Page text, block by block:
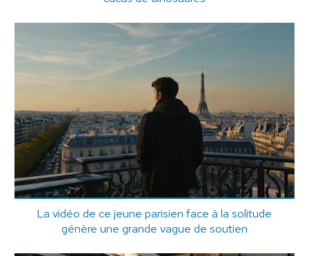
La vidéo de ce jeune parisien face à la solitude
génère une grande vague de soutien